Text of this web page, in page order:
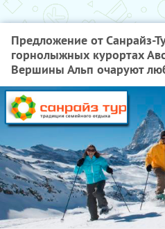
Предложение от Санрайз-
горнолыжных курортах
Вершины Альп очаруют